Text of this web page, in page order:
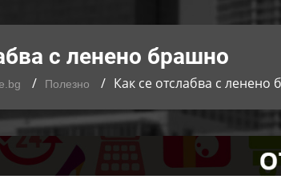
с ленено брашно
Полезно Как се отслабва с ленено